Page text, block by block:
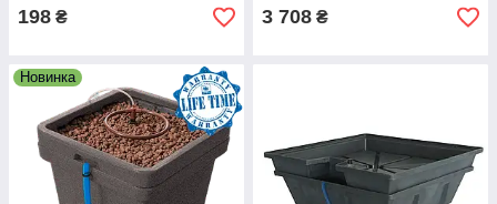
198 ₴ 3 708 ₴
Новинка